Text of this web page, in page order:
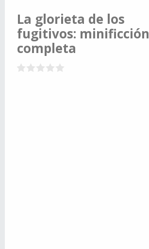
La glorieta de los
fugitivos: minificción
completa